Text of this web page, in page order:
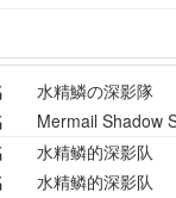
水精鱗の深影隊
Mermail Shadow
水精鳞的深影队
水精鳞的深影队